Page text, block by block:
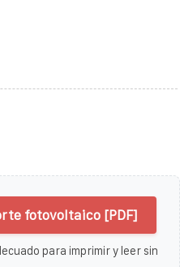
fotovoltaico [PDF]
para imprimir y leer sin